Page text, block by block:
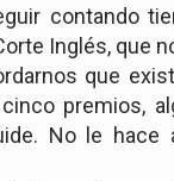
contando
Inglés, que
que
premios,
No le